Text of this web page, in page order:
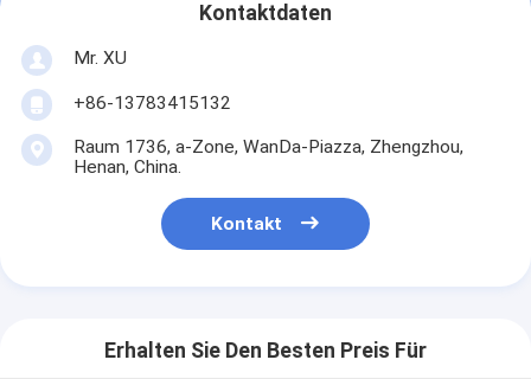
Kontaktdaten
Mr. XU
+86-13783415132
Raum 1736, a-Zone, WanDa-Piazza, Zhengzhou,
Henan, China.
Kontakt
Erhalten Sie Den Besten Preis Für